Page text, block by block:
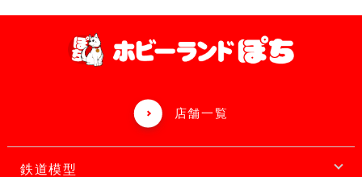
店舗一覧
鉄道模型